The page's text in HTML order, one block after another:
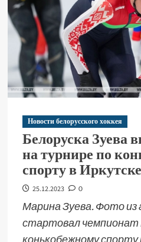
Новости белорусского хоккея
Белоруска Зуева
на турнире по
спорту в Иркутске
25.12.2023 0
Марина Зуева. Фото из
стартовал чемпионат
конькобежному